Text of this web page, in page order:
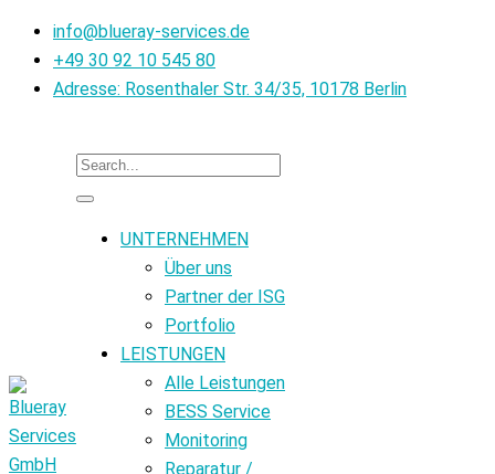
info@blueray-services.de
+49 30 92 10 545 80
Adresse: Rosenthaler Str. 34/35, 10178 Berlin
UNTERNEHMEN
Über uns
Partner der ISG
Portfolio
LEISTUNGEN
Alle Leistungen
BESS Service
Monitoring
Reparatur /